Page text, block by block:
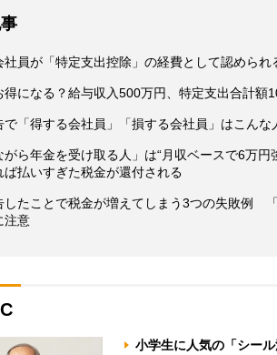
社員が「特定支出控除」の経費として認めら
得になる？給与収入500万円、特定支出合計額
で「得する会社員」「損する会社員」はこんな
がら年金を受け取る人」は“月収ベースで6万
ば払いすぎた税金が還付される
したことで税金が増えてしまう3つの失敗例
注意
小学生に人気の「シー